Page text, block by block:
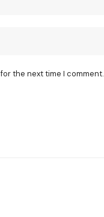
the next time I comment.